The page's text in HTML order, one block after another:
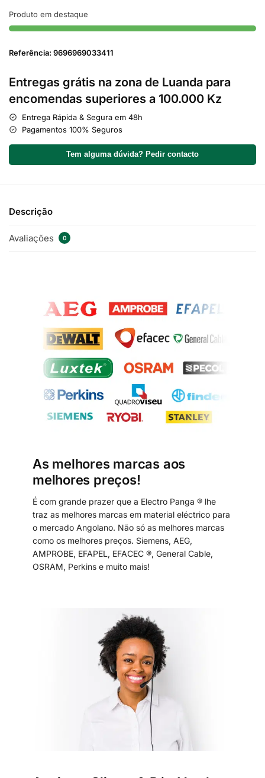
Produto em destaque
Referência: 9696969033411
Entregas grátis na zona de Luanda para
encomendas superiores a 100.000 Kz
Entrega Rápida & Segura em 48h
Pagamentos 100% Seguros
Tem alguma dúvida? Pedir contacto
Descrição
Avaliações 0
As melhores marcas aos
melhores preços!
É com grande prazer que a Electro Panga ® lhe
traz as melhores marcas em material eléctrico para
o mercado Angolano. Não só as melhores marcas
como os melhores preços. Siemens, AEG,
AMPROBE, EFAPEL, EFACEC ®, General Cable,
OSRAM, Perkins e muito mais!